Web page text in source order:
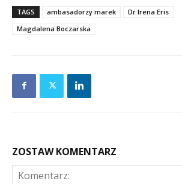
TAGS ambasadorzy marek
Dr Irena Eris
Magdalena Boczarska
ZOSTAW KOMENTARZ